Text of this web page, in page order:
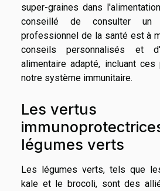
super-graines dans
conseillé de consulter un
professionnel de la santé est à
conseils personnalisés et
alimentaire adapté, incluant
notre système immunitaire.
Les vertus
légumes verts
Les légumes verts, tels que
kale et le brocoli, sont des